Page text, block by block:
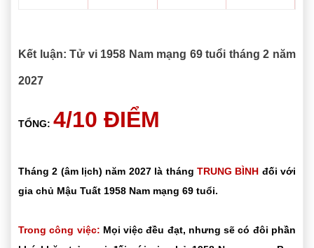
Kết luận: Tử vi 1958 Nam mạng 69 tuổi tháng 2 năm
2027
TỔNG: 4/10 ĐIỂM
Tháng 2 (âm lịch) năm 2027 là tháng TRUNG BÌNH đối với
gia chủ Mậu Tuất 1958 Nam mạng 69 tuổi.
Trong công việc: Mọi việc đều đạt, nhưng sẽ có đôi phần